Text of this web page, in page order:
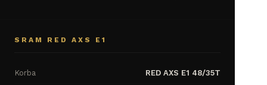
SRAM RED AXS E1
Korba RED AXS E1 48/35T